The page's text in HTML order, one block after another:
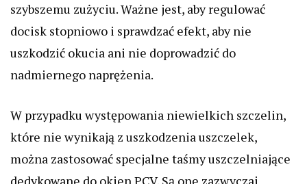
szybszemu zużyciu. Ważne jest, aby regulować
docisk stopniowo i sprawdzać efekt, aby nie
uszkodzić okucia ani nie doprowadzić do
nadmiernego naprężenia.
W przypadku występowania niewielkich szczelin,
które nie wynikają z uszkodzenia uszczelek,
można zastosować specjalne taśmy uszczelniające
dedykowane do okien PCV. Są one zazwyczaj